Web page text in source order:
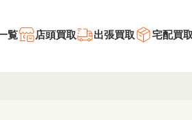
覧 店頭買取 出張買取 宅配買